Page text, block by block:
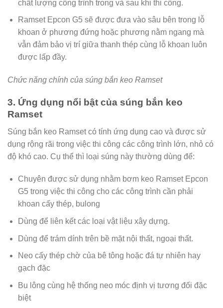
chất lượng công trình trong và sau khi thi công.
Ramset Epcon G5 sẽ được đưa vào sâu bên trong lỗ
khoan ở phương đứng hoặc phương nằm ngang mà
vẫn đảm bảo vị trí giữa thanh thép cùng lỗ khoan luôn
được lấp đầy.
Chức năng chính của súng bắn keo Ramset
3. Ứng dụng nổi bật của súng bắn keo
Ramset
Súng bắn keo Ramset có tính ứng dụng cao và được sử
dụng rộng rãi trong việc thi công các công trình lớn, nhỏ có
độ khó cao. Cụ thể thì loại súng này thường dùng để:
Chuyên được sử dụng nhằm bơm keo Ramset Epcon
G5 trong việc thi công cho các công trình cần phải
khoan cấy thép, bulong
Dùng để liên kết các loại vật liệu xây dựng.
Dùng để trám dính trên bề mặt nội thất, ngoại thất.
Neo cấy thép chờ của bê tông hoặc đá tự nhiên hay
gạch đặc
Bu lông cùng hệ thống neo móc định vị tương đối đặc
biệt